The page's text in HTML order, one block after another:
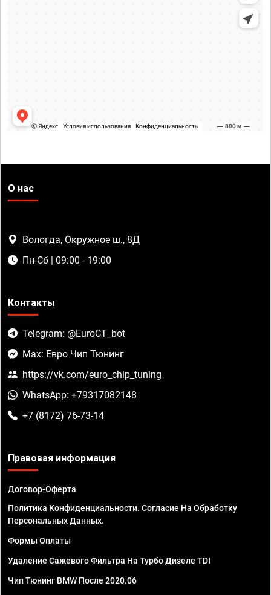
О нас
Вологда, Окружное ш., 8Д
Пн-Сб | 09:00 - 19:00
Контакты
Telegram: @EuroCT_bot
Max: Евро Чип Тюнинг
https://vk.com/euro_chip_tuning
WhatsApp: +79317082148
+7 (8172) 76-73-14
Правовая информация
Договор-Оферта
Политика Конфиденциальности. Согласие На Обработку
Персональных Данных.
Формы Оплаты
Удаление Сажевого Фильтра На Турбо Дизеле TDI
Чип Тюнинг BMW После 2020.06